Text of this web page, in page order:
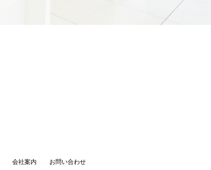
会社案内 お問い合わせ